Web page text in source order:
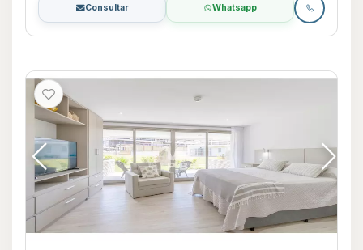
Consultar Whatsapp